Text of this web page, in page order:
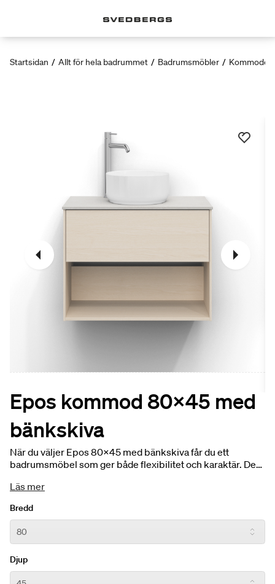
Startsidan / Allt för hela badrummet / Badrumsmöbler / Kommoder
Epos kommod 80x45 med
bänkskiva
När du väljer Epos 80x45 med bänkskiva får du ett
badrumsmöbel som ger både flexibilitet och karaktär. Den
exklusiva känsla, samtidigt som du har möjlighet att addera
prägel.
Läs mer
Bredd
Djup